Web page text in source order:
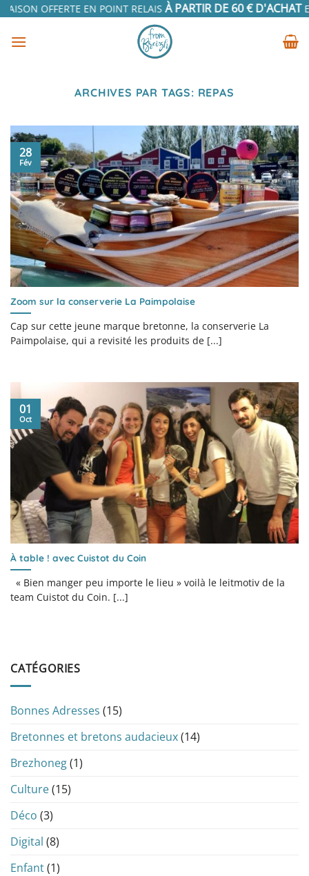
Passer
contenu
OFFERTE EN POINT RELAISÀ PARTIR DE 60 € D'ACHATEN
ARCHIVES PAR TAGS: REPAS
Zoom sur la conserverie La Paimpolaise
Cap sur cette jeune marque bretonne, la conserverie La
Paimpolaise, qui a revisité les produits de [...]
28
Fév
À table ! avec Cuistot du Coin
« Bien manger peu importe le lieu » voilà le leitmotiv de la
team Cuistot du Coin. [...]
01
Oct
CATÉGORIES
Bonnes Adresses (15)
Bretonnes et bretons audacieux(14)
Brezhoneg(1)
Culture(15)
Déco (3)
Digital (8)
Enfant(1)